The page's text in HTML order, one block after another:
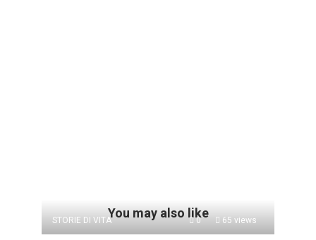
You may also like
STORIE DI VITA 0 65 views